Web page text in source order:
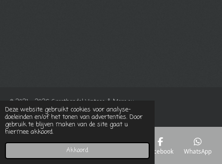
Deze website gebruikt cookies voor analyse-
doeleinden en/of het tonen van advertenties. Door
gebruik te blijven maken van de site gaat u
hiermee akkoord.
Akkoord
© 2021 - 2026 Groothandel Vintage & More.eu
Powered byJouwWeb
Telefoonnummer Facebook WhatsApp